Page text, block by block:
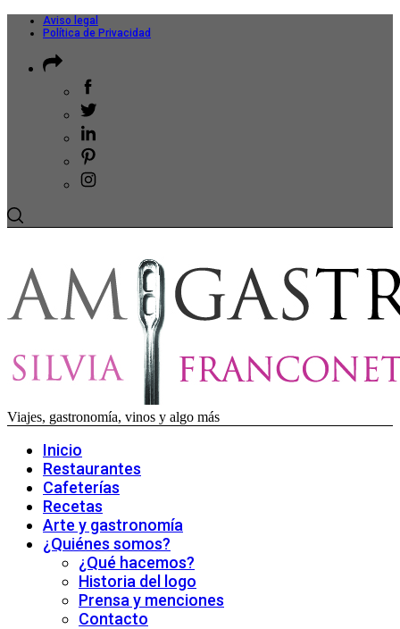
Aviso legal
Política de Privacidad
Viajes, gastronomía, vinos y algo más
Inicio
Restaurantes
Cafeterías
Recetas
Arte y gastronomía
¿Quiénes somos?
¿Qué hacemos?
Historia del logo
Prensa y menciones
Contacto